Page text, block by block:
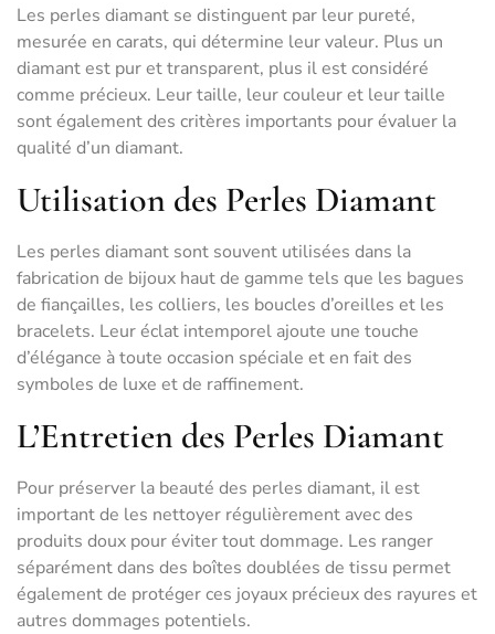
Les perles diamant se distinguent par leur pureté,
mesurée en carats, qui détermine leur valeur. Plus un
diamant est pur et transparent, plus il est considéré
comme précieux. Leur taille, leur couleur et leur taille
sont également des critères importants pour évaluer la
qualité d’un diamant.
Utilisation des Perles Diamant
Les perles diamant sont souvent utilisées dans la
fabrication de bijoux haut de gamme tels que les bagues
de fiançailles, les colliers, les boucles d’oreilles et les
bracelets. Leur éclat intemporel ajoute une touche
d’élégance à toute occasion spéciale et en fait des
symboles de luxe et de raffinement.
L’Entretien des Perles Diamant
Pour préserver la beauté des perles diamant, il est
important de les nettoyer régulièrement avec des
produits doux pour éviter tout dommage. Les ranger
séparément dans des boîtes doublées de tissu permet
également de protéger ces joyaux précieux des rayures et
autres dommages potentiels.